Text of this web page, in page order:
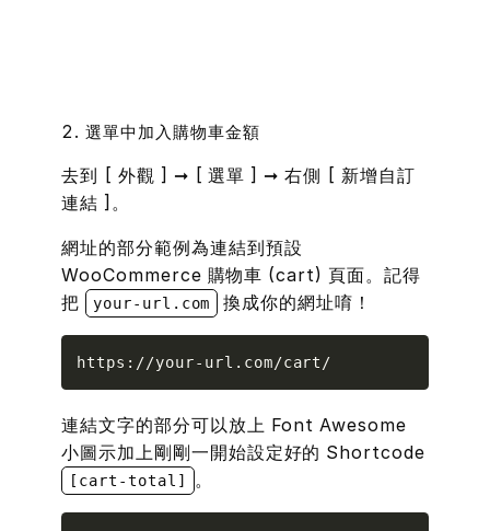
2. 選單中加入購物車金額
去到 [ 外觀 ] ➞ [ 選單 ] ➞ 右側 [ 新增自訂
連結 ]。
網址的部分範例為連結到預設
WooCommerce 購物車 (cart) 頁面。記得
把
your-url.com 換成你的網址唷！
https://your-url.com/cart/
連結文字的部分可以放上 Font Awesome
小圖示加上剛剛一開始設定好的 Shortcode
[cart-total] 。